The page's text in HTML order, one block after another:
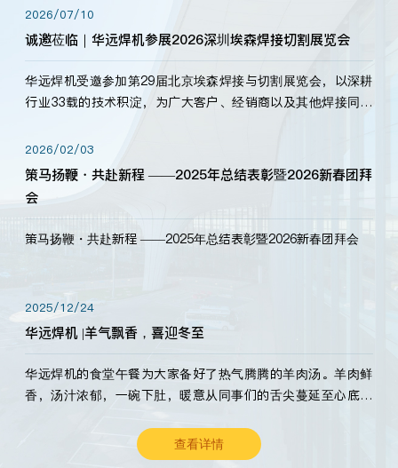
标准，持之以恒研发新产品、新技术。新老客户、行业伙伴、
海内外客户为目睹公司发布的新产…
2026/07/10
诚邀莅临｜华远焊机参展2026深圳埃森焊接切割展览会
华远焊机受邀参加第29届北京埃森焊接与切割展览会，以深耕
行业33载的技术积淀，为广大客户、经销商以及其他焊接同仁
2026/02/03
策马扬鞭・共赴新程 ——2025年总结表彰暨2026新春团拜
会
策马扬鞭・共赴新程 ——2025年总结表彰暨2026新春团拜会
2025/12/24
华远焊机 |羊气飘香，喜迎冬至
华远焊机的食堂午餐为大家备好了热气腾腾的羊肉汤。羊肉鲜
香，汤汁浓郁，一碗下肚，暖意从同事们的舌尖蔓延至心底。
查看详情